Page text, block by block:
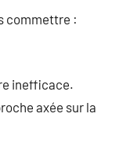
commettre :
inefficace.
axée sur la